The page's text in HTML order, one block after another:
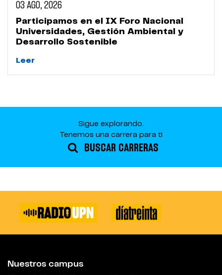
03 AGO, 2026
Participamos en el IX Foro Nacional
Universidades, Gestión Ambiental y
Desarrollo Sostenible
Leer
Sigue explorando.
Tenemos una carrera para ti
BUSCAR CARRERAS
Nuestros campus